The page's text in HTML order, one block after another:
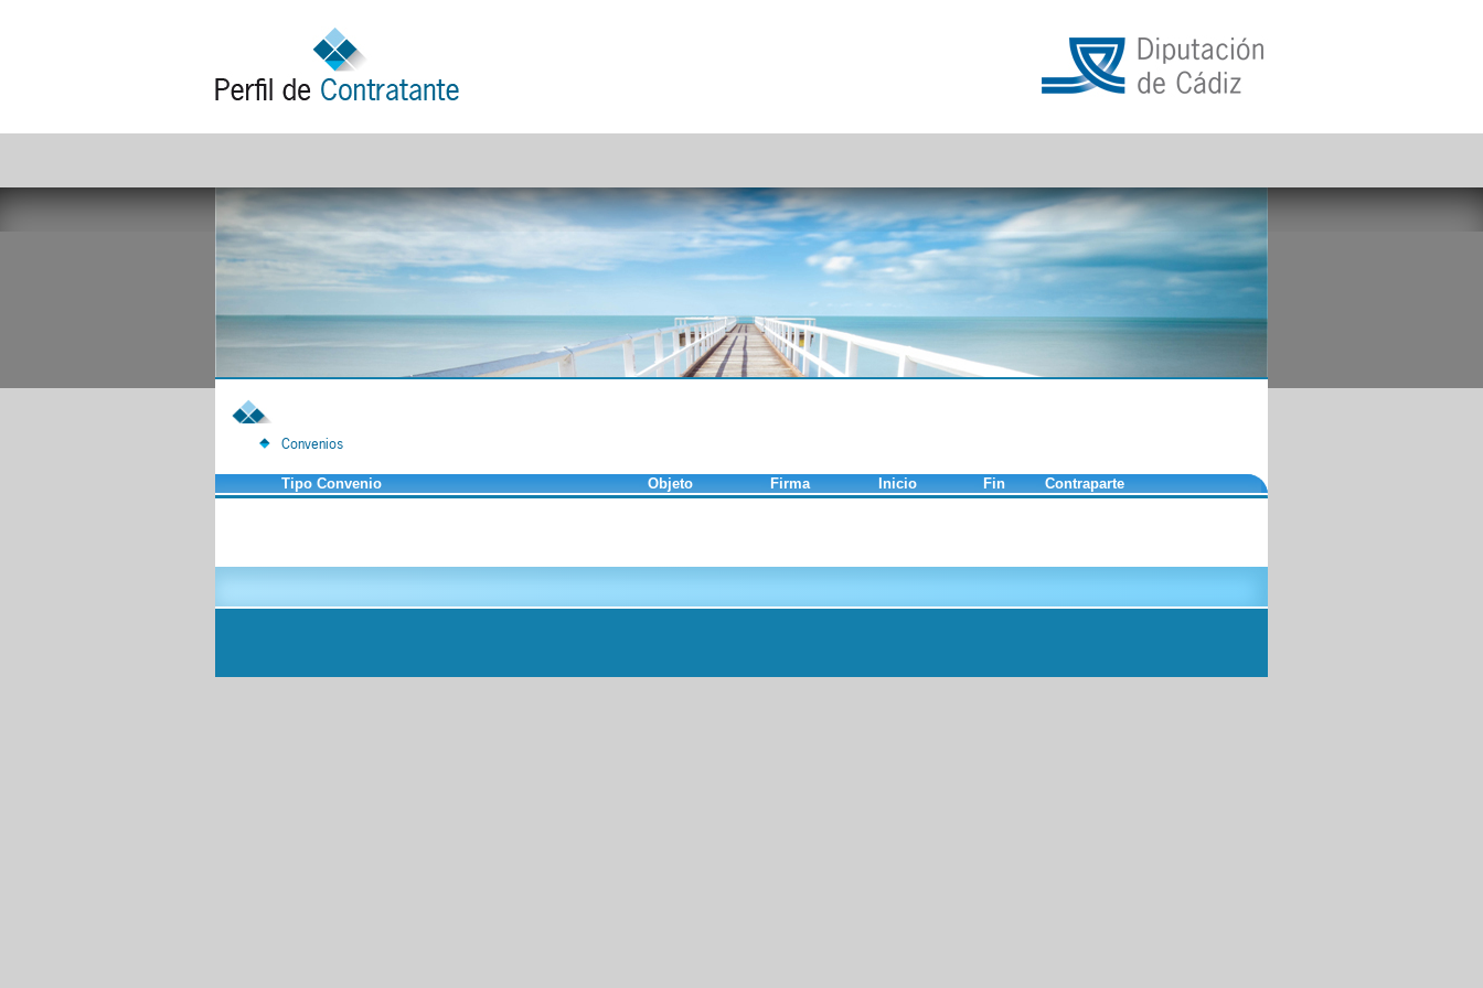
Convenios
Tipo Convenio Objeto Firma Inicio Fin Contraparte